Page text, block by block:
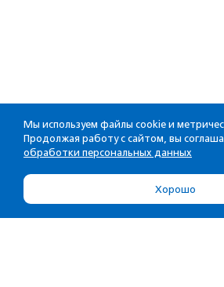
Мы используем файлы cookie и
Продолжая работу с сайтом, вы
обработки персональных данных
Хорошо